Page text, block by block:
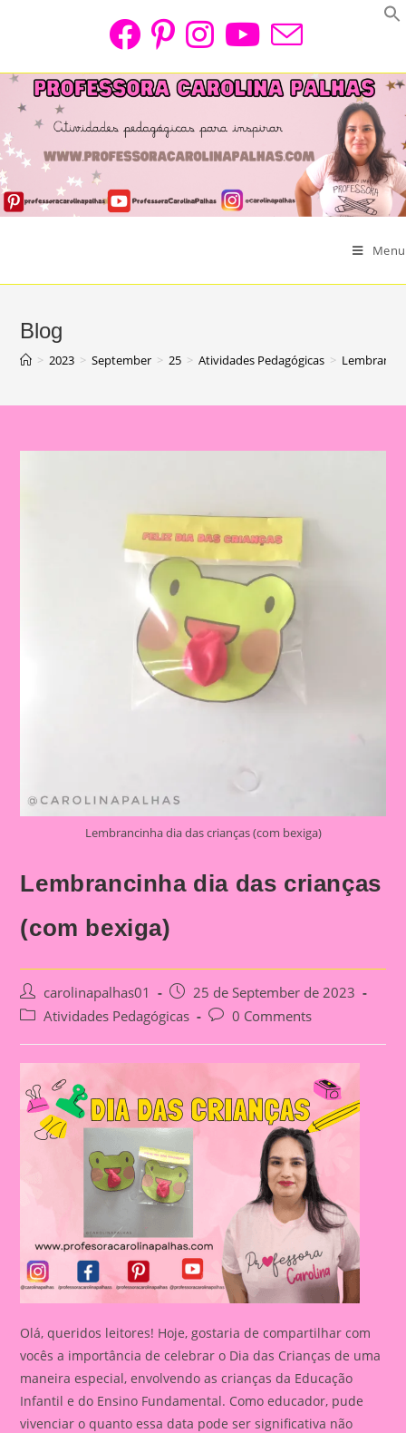
Menu
Blog
> 2023 > September > 25 > Atividades Pedagógicas >
Lembrancinha dia das crianças (com bexiga)
Lembrancinha dia das crianças
(com bexiga)
Post
author:
carolinapalhas01
Post
published:
25 de September de 2023
PostAtividades Pedagógicas
Post0 Comments
Olá, queridos leitores! Hoje, gostaria de compartilhar com
vocês a importância de celebrar o Dia das Crianças de uma
maneira especial, envolvendo as crianças da Educação
Infantil e do Ensino Fundamental. Como educador, pude
vivenciar o quanto essa data pode ser significativa não